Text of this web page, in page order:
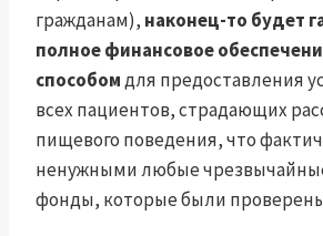
гражданам), наконец-то будет
полное финансовое
способомдля предоставления
всех пациентов, страдающих
пищевого поведения, что
ненужными любые
фонды, которые были проверены